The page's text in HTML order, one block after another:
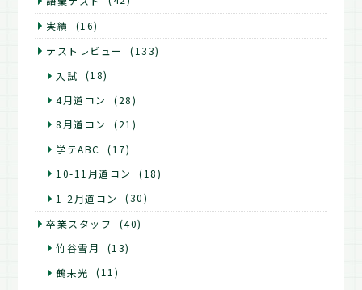
実績
(16)
テストレビュー
(133)
入試
(18)
4月道コン
(28)
8月道コン
(21)
学テABC
(17)
10-11月道コン
(18)
1-2月道コン
(30)
卒業スタッフ
(40)
竹谷雪月
(13)
鶴未光
(11)